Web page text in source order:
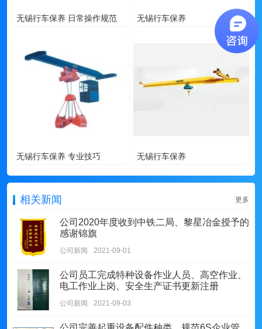
无锡行车保养 日常操作规范 无锡行车保养
无锡行车保养 专业技巧 无锡行车保养
相关新闻 更多
公司2020年度收到中铁二局、黎星冶金授予的
感谢锦旗
公司新闻 2021-09-01
公司员工完成特种设备作业人员、高空作业、
电工作业上岗、安全生产证书更新注册
公司新闻 2021-09-03